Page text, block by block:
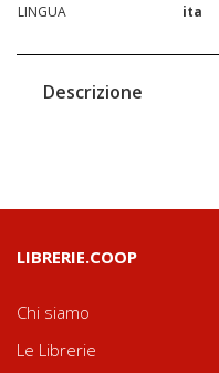
LINGUA
ita
Descrizione
LIBRERIE.COOP
Chi siamo
Le Librerie